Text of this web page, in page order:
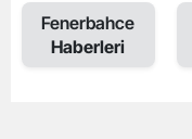
Fenerbahce
Haberleri